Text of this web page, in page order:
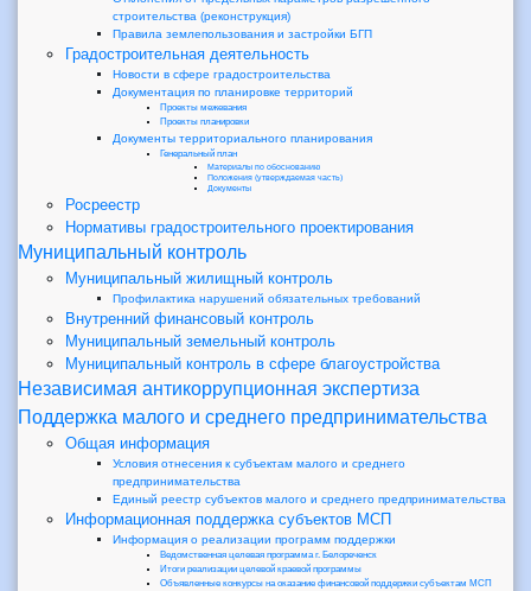
строительства (реконструкция)
Правила землепользования и застройки БГП
Градостроительная деятельность
Новости в сфере градостроительства
Документация по планировке территорий
Проекты межевания
Проекты планировки
Документы территориального планирования
Генеральный план
Материалы по обоснованию
Положения (утверждаемая часть)
Документы
Росреестр
Нормативы градостроительного проектирования
Муниципальный контроль
Муниципальный жилищный контроль
Профилактика нарушений обязательных требований
Внутренний финансовый контроль
Муниципальный земельный контроль
Муниципальный контроль в сфере благоустройства
Независимая антикоррупционная экспертиза
Поддержка малого и среднего предпринимательства
Общая информация
Условия отнесения к субъектам малого и среднего
предпринимательства
Единый реестр субъектов малого и среднего предпринимательства
Информационная поддержка субъектов МСП
Информация о реализации программ поддержки
Ведомственная целевая программа г. Белореченск
Итоги реализации целевой краевой программы
Объявленные конкурсы на оказание финансовой поддержки субъектам МСП